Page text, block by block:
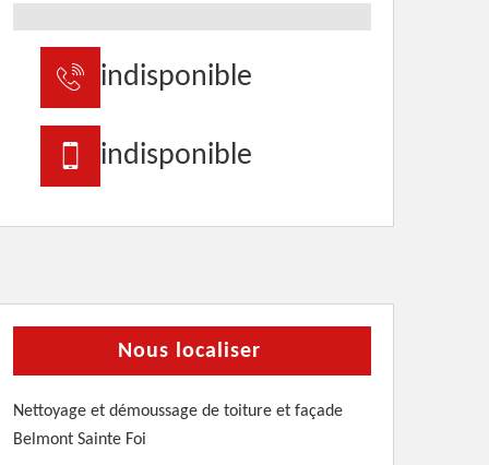
indisponible
indisponible
Nous localiser
Nettoyage et démoussage de toiture et façade
Belmont Sainte Foi